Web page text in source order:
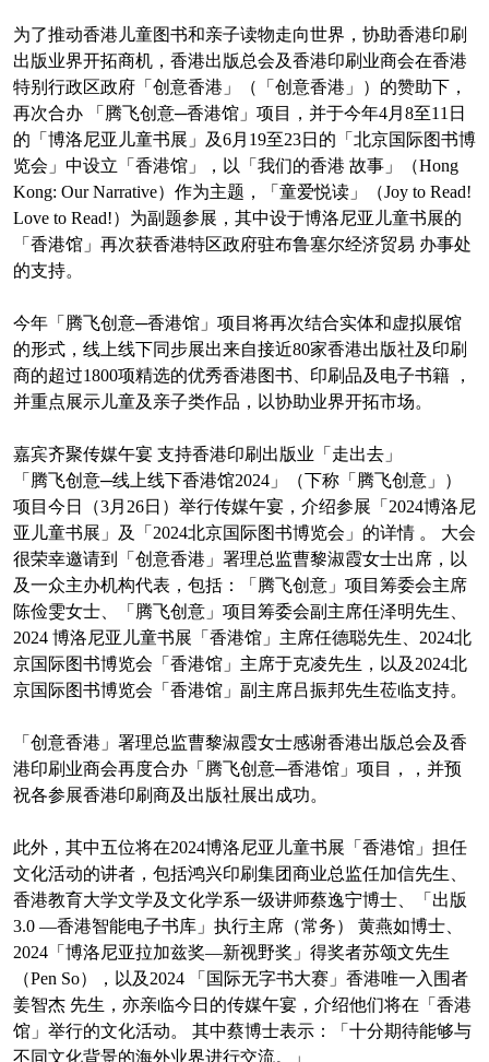
为了推动香港儿童图书和亲子读物走向世界，协助香港印刷
出版业界开拓商机，香港出版总会及香港印刷业商会在香港
特别行政区政府「创意香港」（「创意香港」）的赞助下，
再次合办 「腾飞创意─香港馆」项目，并于今年4月8至11日
的「博洛尼亚儿童书展」及6月19至23日的「北京国际图书博
览会」中设立「香港馆」，以「我们的香港 故事」（Hong
Kong: Our Narrative）作为主题，「童爱悦读」（Joy to Read!
Love to Read!）为副题参展，其中设于博洛尼亚儿童书展的
「香港馆」再次获香港特区政府驻布鲁塞尔经济贸易 办事处
的支持。
今年「腾飞创意─香港馆」项目将再次结合实体和虚拟展馆
的形式，线上线下同步展出来自接近80家香港出版社及印刷
商的超过1800项精选的优秀香港图书、印刷品及电子书籍 ，
并重点展示儿童及亲子类作品，以协助业界开拓市场。
嘉宾齐聚传媒午宴 支持香港印刷出版业「走出去」
「腾飞创意─线上线下香港馆2024」（下称「腾飞创意」）
项目今日（3月26日）举行传媒午宴，介绍参展「2024博洛尼
亚儿童书展」及「2024北京国际图书博览会」的详情 。 大会
很荣幸邀请到「创意香港」署理总监曹黎淑霞女士出席，以
及一众主办机构代表，包括：「腾飞创意」项目筹委会主席
陈俭雯女士、「腾飞创意」项目筹委会副主席任泽明先生、
2024 博洛尼亚儿童书展「香港馆」主席任德聪先生、2024北
京国际图书博览会「香港馆」主席于克凌先生，以及2024北
京国际图书博览会「香港馆」副主席吕振邦先生莅临支持。
「创意香港」署理总监曹黎淑霞女士感谢香港出版总会及香
港印刷业商会再度合办「腾飞创意─香港馆」项目，，并预
祝各参展香港印刷商及出版社展出成功。
此外，其中五位将在2024博洛尼亚儿童书展「香港馆」担任
文化活动的讲者，包括鸿兴印刷集团商业总监任加信先生、
香港教育大学文学及文化学系一级讲师蔡逸宁博士、「出版
3.0 —香港智能电子书库」执行主席（常务） 黄燕如博士、
2024「博洛尼亚拉加兹奖—新视野奖」得奖者苏颂文先生
（Pen So），以及2024 「国际无字书大赛」香港唯一入围者
姜智杰 先生，亦亲临今日的传媒午宴，介绍他们将在「香港
馆」举行的文化活动。 其中蔡博士表示：「十分期待能够与
不同文化背景的海外业界进行交流。」